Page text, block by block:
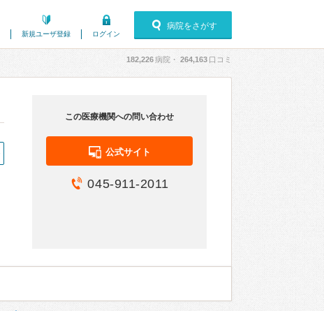
新規ユーザ登録 ログイン
病院をさがす
182,226病院・ 264,163 口コミ
この医療機関への問い合わせ
公式サイト
045-911-2011